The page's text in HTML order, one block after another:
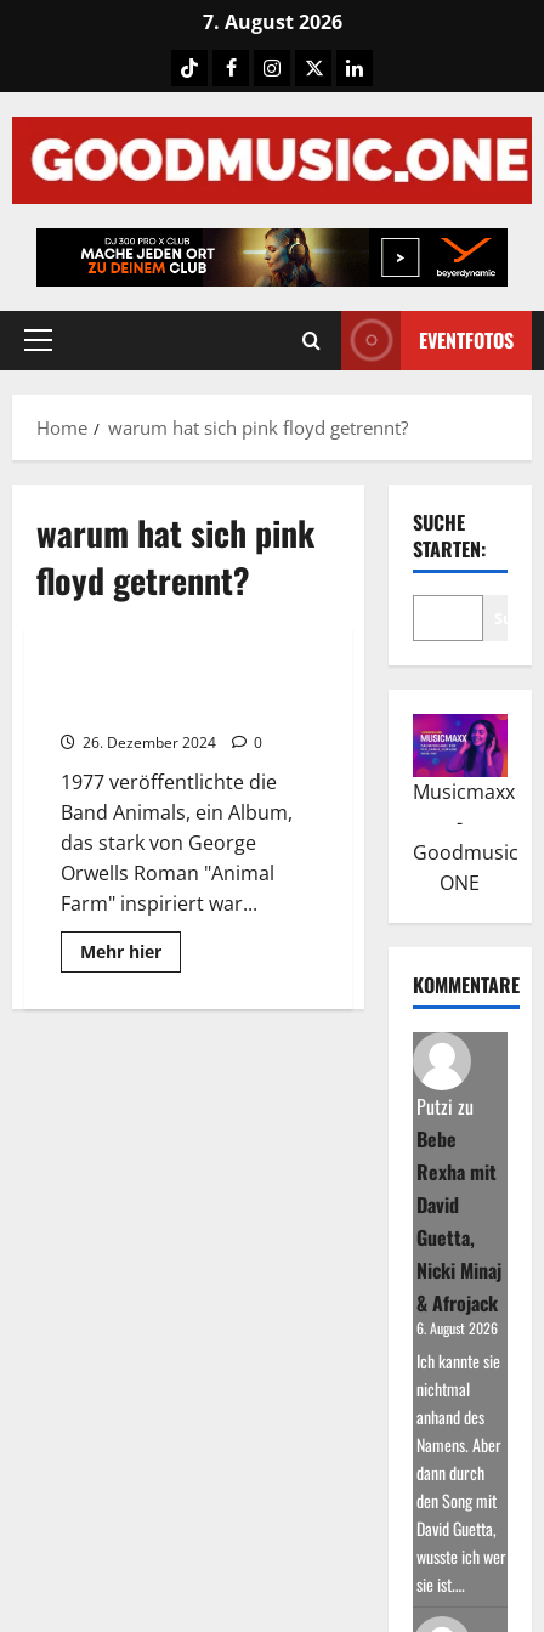
7. August 2026
TiktokFacebook
Instagram
X LinkedIN
Primary
EVENTFOTOS
Home warum hat sich pink floyd getrennt?
warum hat sich pink
floyd getrennt?
26. Dezember 2024 0
1977 veröffentlichte die
Band Animals, ein Album,
das stark von George
Orwells Roman "Animal
Farm" inspiriert war...
Mehr hierRead
more
Floyd:
SUCHE
STARTEN:
Musicmaxx
-
Goodmusic
ONE
KOMMENTARE
Putzi zu
Bebe
Rexha mit
David
Guetta,
Nicki Minaj
& Afrojack
6. August 2026
Ich kannte sie
nichtmal
anhand des
Namens. Aber
dann durch
den Song mit
David Guetta,
wusste ich wer
sie ist.…